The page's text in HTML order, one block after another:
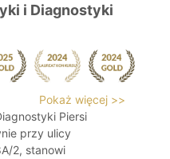
i Diagnostyki
Pokaż więcej >>
Piersi
przy ulicy
2, stanowi